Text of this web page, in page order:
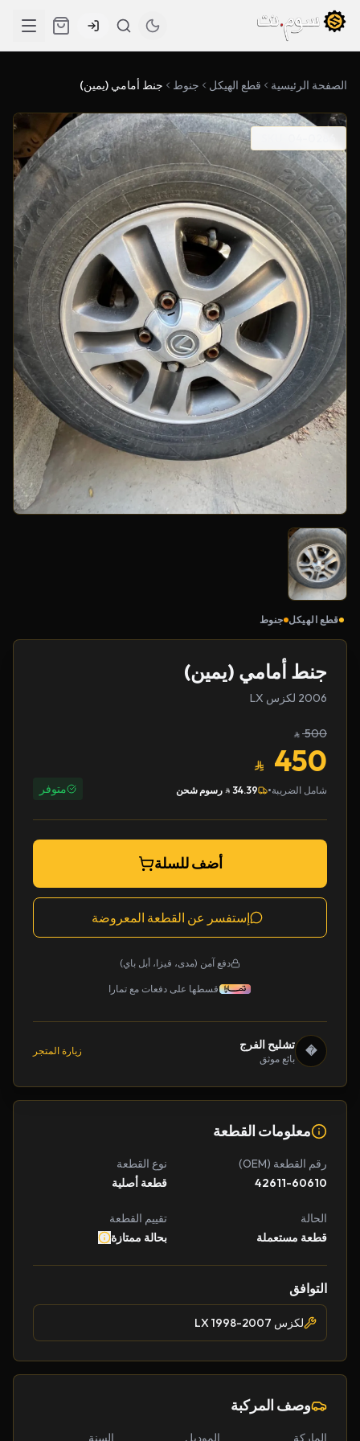
الصفحة الرئيسية قطع الهيكل جنوط جنط أمامي (يمين)
قطع الهيكل جنوط
جنط أمامي (يمين)
2006 لكزس LX
500
450
شامل الضريبة•
34.39 رسوم شحن متوفر
أضف للسلة
إستفسر عن القطعة المعروضة
دفع آمن (مدى، فيزا، أبل باي)
قسطها على دفعات مع تمارا
� تشليح الفرج
بائع موثق
زيارة المتجر
معلومات القطعة
رقم القطعة (OEM)
42611-60610
نوع القطعة
قطعة أصلية
الحالة
قطعة مستعملة
تقييم القطعة
بحالة ممتازة
التوافق
لكزس LX 1998-2007
وصف المركبة